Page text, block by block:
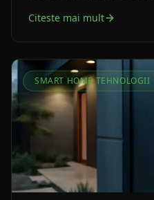
Citeste mai mult
SMART HOME TEHNOLOGII